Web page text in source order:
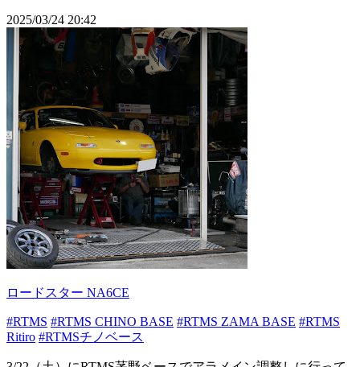
2025/03/24 20:42
ロードスター NA6CE
#RTMS #RTMS CHINO BASE #RTMS ZAMA BASE #RTMS
Ritiro #RTMSチノベース